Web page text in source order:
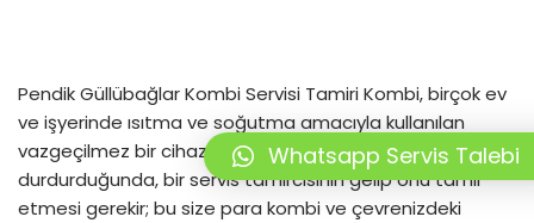
Pendik Güllübağlar Kombi Servisi Tamiri Kombi, birçok ev
ve işyerinde ısıtma ve soğutma amacıyla kullanılan
vazgeçilmez bir cihazdır. Kombiniz çalışmayı
durdurduğunda, bir servis tamircisinin gelip onu tamir
etmesi gerekir; bu size para kombi ve çevrenizdeki
Whatsapp Servis Talebi